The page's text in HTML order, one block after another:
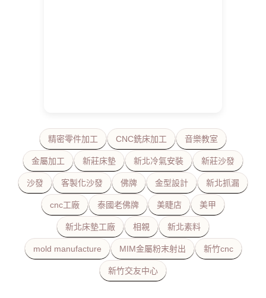
精密零件加工 CNC銑床加工 音樂教室
金屬加工 新莊床墊 新北冷氣安裝 新莊沙發
沙發 客製化沙發 佛牌 金型設計 新北抓漏
cnc工廠 泰國老佛牌 美睫店 美甲
新北床墊工廠 相親 新北素料
mold manufacture MIM金屬粉末射出 新竹cnc
新竹交友中心